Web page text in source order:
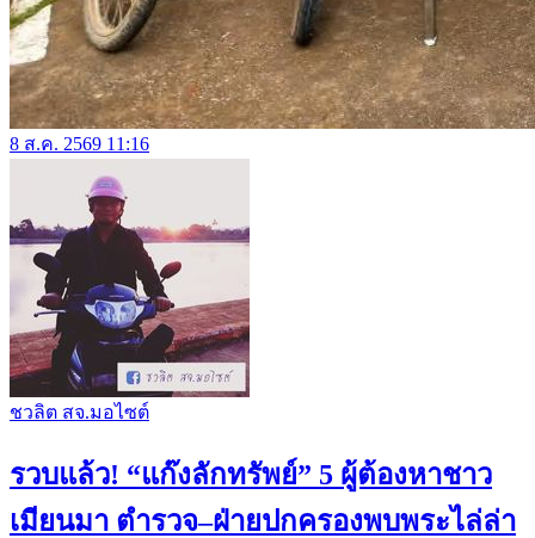
8 ส.ค. 2569 11:16
ชวลิต สจ.มอไซต์
รวบแล้ว! “แก๊งลักทรัพย์” 5 ผู้ต้องหาชาว
เมียนมา ตำรวจ–ฝ่ายปกครองพบพระไล่ล่า